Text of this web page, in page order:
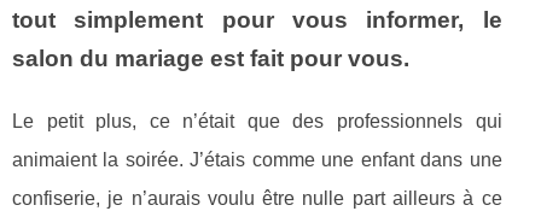
tout simplement pour vous informer, le
salon du mariage est fait pour vous.
Le petit plus, ce n’était que des professionnels qui
animaient la soirée. J’étais comme une enfant dans une
confiserie, je n’aurais voulu être nulle part ailleurs à ce